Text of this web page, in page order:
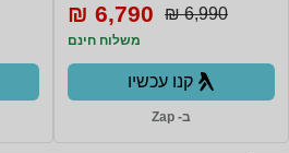
6,990 ₪
6,790 ₪
משלוח חינם
קנו עכשיו
ב- Zap